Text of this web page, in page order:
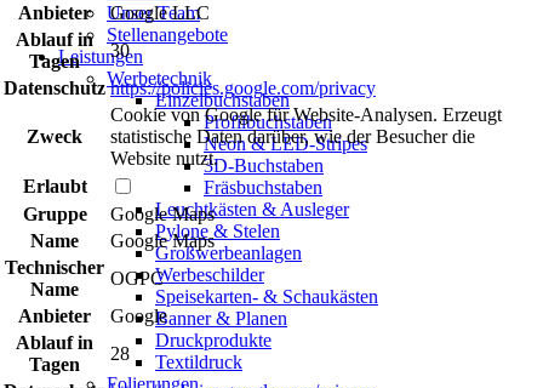
Unser Team
Stellenangebote
Leistungen
Werbetechnik
Einzelbuchstaben
Profilbuchstaben
Neon & LED-Stripes
3D-Buchstaben
Fräsbuchstaben
Leuchtkästen & Ausleger
Pylone & Stelen
Großwerbeanlagen
Werbeschilder
Speisekarten- & Schaukästen
Banner & Planen
Druckprodukte
Textildruck
Folierungen
Anbieter
Google LLC
Ablauf in
Tagen
30
Datenschutz https://policies.google.com/privacy
Zweck
Cookie von Google für Website-Analysen. Erzeugt
statistische Daten darüber, wie der Besucher die
Website nutzt.
Erlaubt
Gruppe
Google Maps
Name
Google Maps
Technischer
Name
OGPC
Anbieter
Google
Ablauf in
Tagen
28